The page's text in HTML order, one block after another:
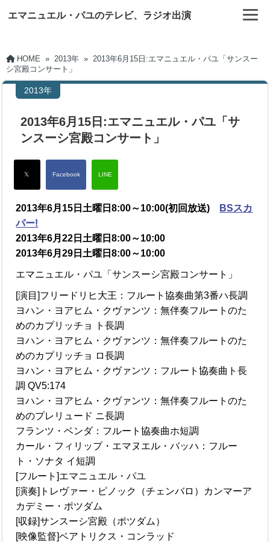
エマニュエル・パユのテレビ、ラジオ出演
HOME » 2013年 » 2013年6月15日:エマニュエル・パユ「サンスー
シ宮殿コンサート」
2013年
2013年6月15日:エマニュエル・パユ「サ
ンスーシ宮殿コンサート」
2013年6月15日土曜日8:00～10:00(初回放送)
BSスカ
パー!
2013年6月22日土曜日8:00～10:00
2013年6月29日土曜日8:00～10:00
エマニュエル・パユ「サンスーシ宮殿コンサート」
[演目]フリードリヒ大王：フルート協奏曲第3番ハ長調
ヨハン・ヨアヒム・クヴァンツ：無伴奏フルートのた
めのカプリッチョ ト長調
ヨハン・ヨアヒム・クヴァンツ：無伴奏フルートのた
めのカプリッチョ ロ長調
ヨハン・ヨアヒム・クヴァンツ：フルート協奏曲ト長
調 QV5:174
ヨハン・ヨアヒム・クヴァンツ：無伴奏フルートのた
めのプレリュード ニ長調
フランツ・ベンダ：フルート協奏曲ホ短調
カール・フィリップ・エマヌエル・バッハ：フルー
ト・ソナタ イ短調
[フルート]エマニュエル・パユ
[演奏]トレヴァー・ピノック（チェンバロ）カンマーア
カデミー・ポツダム
[収録]サンスーシ宮殿（ポツダム）
[映像監督]ベアトリクス・コンラッド